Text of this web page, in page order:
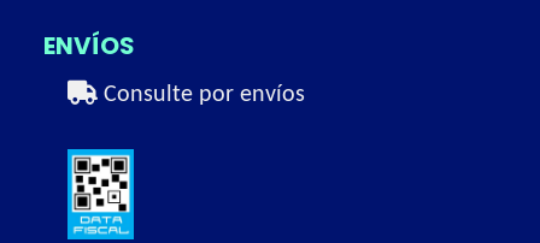
ENVÍOS
Consulte por envíos